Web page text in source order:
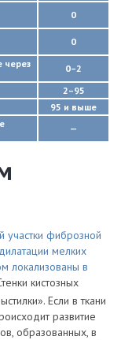
0
0
через
0–2
2–95
95 и выше
—
фиброзной
мелких
локализованы в
кистозных
Если в ткани
развитие
образованных, в